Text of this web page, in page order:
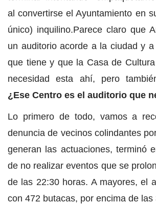
al convertirse el Ayuntamiento en
único) inquilino.Parece claro que
un auditorio acorde a la ciudad y
que tiene y que la Casa de
necesidad esta ahí, pero
¿Ese Centro es el auditorio que
Lo primero de todo, vamos a
denuncia de vecinos colindantes
generan las actuaciones, terminó
de no realizar eventos que se
de las 22:30 horas. A mayores, el
con 472 butacas, por encima de las